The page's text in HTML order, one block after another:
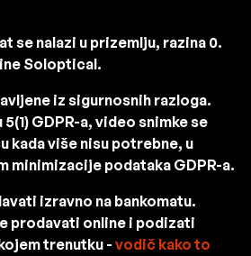
se nalazi u prizemlju, razina 0.
Soloptical.
iz sigurnosnih razloga.
GDPR-a, video snimke se
kada više nisu potrebne, u
minimizacije podataka GDPR-a.
izravno na bankomatu.
prodavati online i podizati
trenutku - vodič kako to